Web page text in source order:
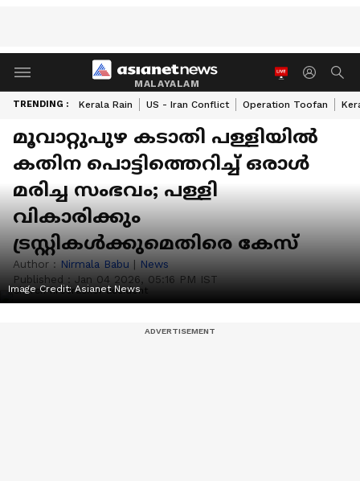
MALAYALAM
TRENDING : Kerala Rain US - Iran Conflict Operation Toofan
മൂവാറ്റുപുഴ കടാതി പള്ളിയിൽ
കതിന പൊട്ടിത്തെറിച്ച് ഒരാൾ
മരിച്ച സംഭവം; പള്ളി
വികാരിക്കും
ട്രസ്റ്റികൾക്കുമെതിരെ കേസ്
Author : Nirmala Babu | News
Published : Jan 04 2026, 05:16 PM IST
Image Credit:Asianet News